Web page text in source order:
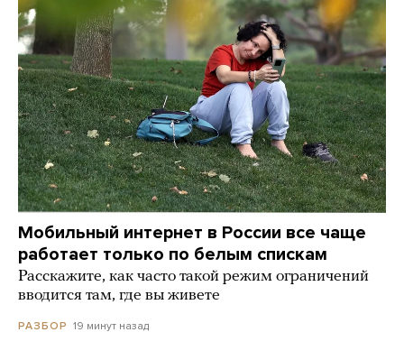
Мобильный интернет в России все чаще
работает только по белым спискам
Расскажите, как часто такой режим ограничений
вводится там, где вы живете
РАЗБОР 19 минут назад